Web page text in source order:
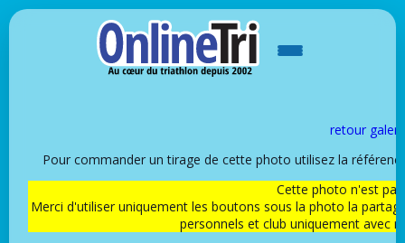
retour
Pour commander un tirage de cette photo utilisez la
Cette photo n'est
Merci d'utiliser uniquement les boutons sous la photo la
personnels et club uniquement avec